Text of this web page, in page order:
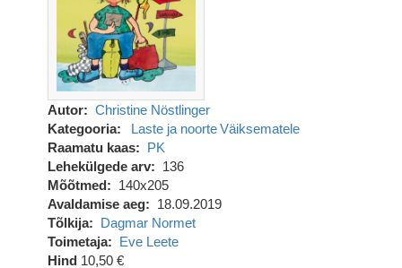
Autor
Christine Nöstlinger
Kategooria
Laste ja noorte Väiksematele
Raamatu kaas
PK
Lehekülgede arv
136
Mõõtmed
140x205
Avaldamise aeg
18.09.2019
Tõlkija
Dagmar Normet
Toimetaja
Eve Leete
Hind 10,50 €